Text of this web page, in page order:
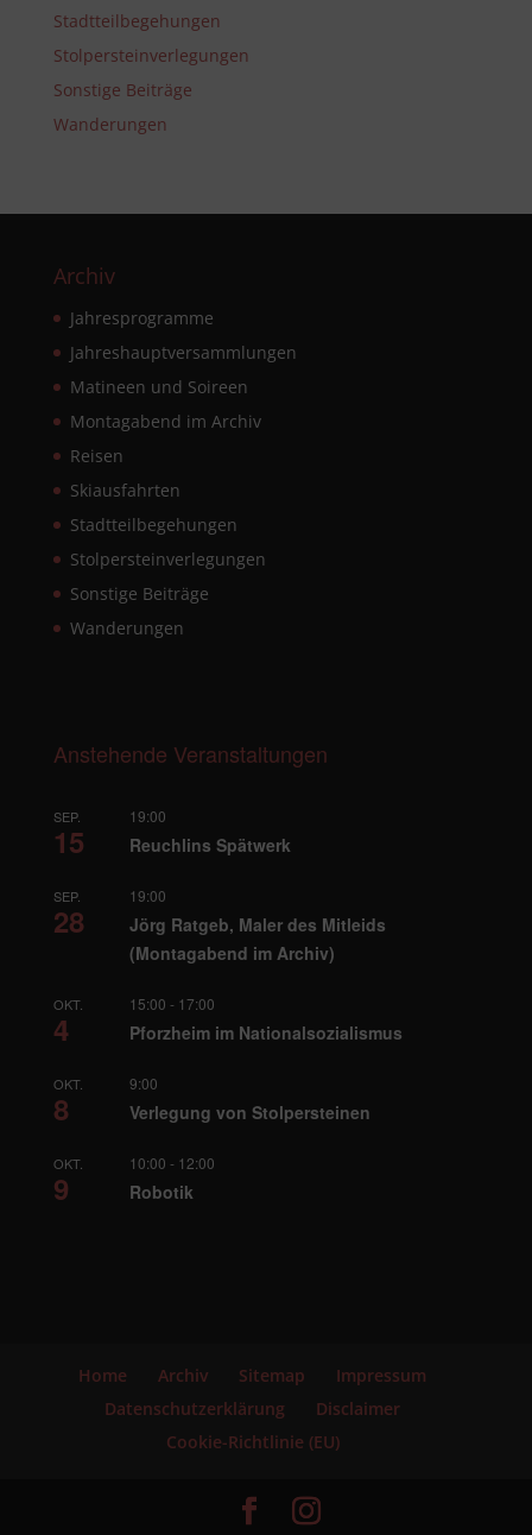
Stadtteilbegehungen
Stolpersteinverlegungen
Sonstige Beiträge
Wanderungen
Archiv
Jahresprogramme
Jahreshauptversammlungen
Matineen und Soireen
Montagabend im Archiv
Reisen
Skiausfahrten
Stadtteilbegehungen
Stolpersteinverlegungen
Sonstige Beiträge
Wanderungen
Anstehende Veranstaltungen
SEP.
15
19:00
Reuchlins Spätwerk
SEP.
28
19:00
Jörg Ratgeb, Maler des Mitleids
(Montagabend im Archiv)
OKT.
4
15:00 - 17:00
Pforzheim im Nationalsozialismus
OKT.
8
9:00
Verlegung von Stolpersteinen
OKT.
9
10:00 - 12:00
Robotik
Home Archiv Sitemap
Impressum
Datenschutzerklärung
Disclaimer
Cookie-Richtlinie (EU)